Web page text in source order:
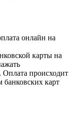
онлайн на
карты на
Оплата происходит
карт